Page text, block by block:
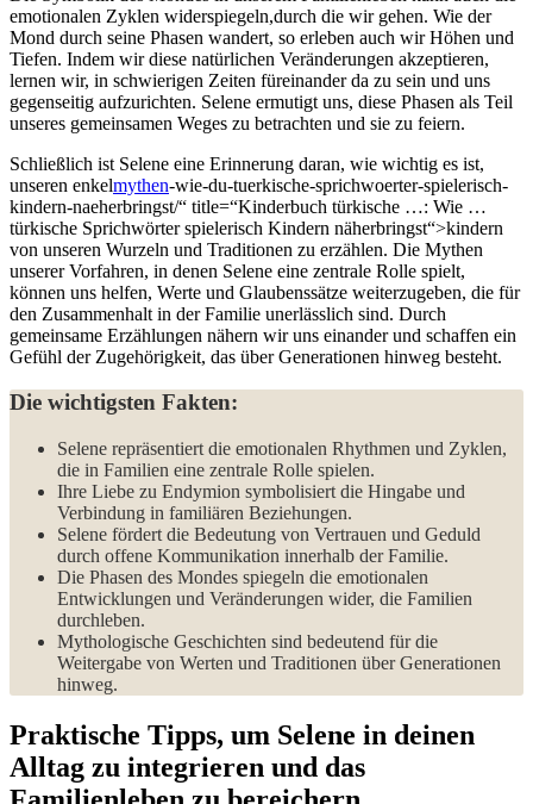
emotionalen Zyklen widerspiegeln,durch die wir gehen. Wie der
Mond durch seine Phasen wandert, so erleben ⁣auch wir Höhen und
Tiefen. ‍Indem wir diese natürlichen‍ Veränderungen akzeptieren,
lernen wir, in schwierigen Zeiten füreinander da zu⁢ sein und uns
gegenseitig aufzu­richten. Selene ermutigt uns, diese Phasen als Teil
unseres gemeinsamen Weges zu betrachten und sie zu feiern.
Schließlich ist Selene eine Erinnerung daran, wie wichtig es ist,
unseren en­kel­mythen-wie-du-tuerkische-sprichwoerter-spielerisch-
kindern-naeherbringst/“ title=“Kinderbuch türkische …: Wie …
türkische Sprichwörter spielerisch Kindern näherbringst“>kindern
von unseren Wurzeln‍ und‍ Traditionen zu erzählen. Die Mythen
unserer Vorfahren, in denen Selene eine zentrale Rolle spielt,
können ⁢uns helfen, Werte und Glaubenssätze weiterzugeben, die für
den Zusammenhalt in ⁣der Familie unerlässlich sind. Durch
gemeinsame Erzählungen nähern wir uns einander und schaffen ein‌
Gefühl ‌der Zugehörigkeit, das über Generationen hinweg besteht.
Die wichtigsten Fakten:
Selene repräsentiert die emotionalen Rhythmen und Zyklen,
die in ⁤Familien eine zentrale Rolle spielen.
Ihre Liebe ‌zu Endymion symbolisiert die Hingabe und ​
Verbindung in ⁤familiären Beziehungen.
Selene fördert die Bedeutung von Vertrauen ⁢und Geduld
durch offene Kommunikation innerhalb der Familie.
Die Phasen des‌ Mondes spiegeln die emotionalen
Entwicklungen und Veränderungen wider, die Familien
durchleben.
Mythologische Geschichten sind bedeutend für die
Weitergabe von Werten⁤ und Traditionen über Generationen​
hinweg.
Praktische Tipps, um Selene in deinen
Alltag zu ⁤integrieren und das